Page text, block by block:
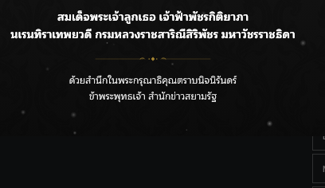
ทรายใต้ เสริมความมั่นคงน้ำเพชรบุรี
ตรอง “G.O.A.T”
กรมชลฯ เกาะติดฝนทั่วประเทศ เตรียมเครื่องจักรรับมือน้ำ